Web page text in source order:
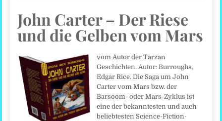
John Carter – Der Riese
und die Gelben vom Mars
vom Autor der Tarzan
Geschichten. Autor: Burroughs,
Edgar Rice. Die Saga um John
Carter vom Mars bzw. der
Barsoom- oder Mars-Zyklus ist
eine der bekanntesten und auch
beliebtesten Science-Fiction-